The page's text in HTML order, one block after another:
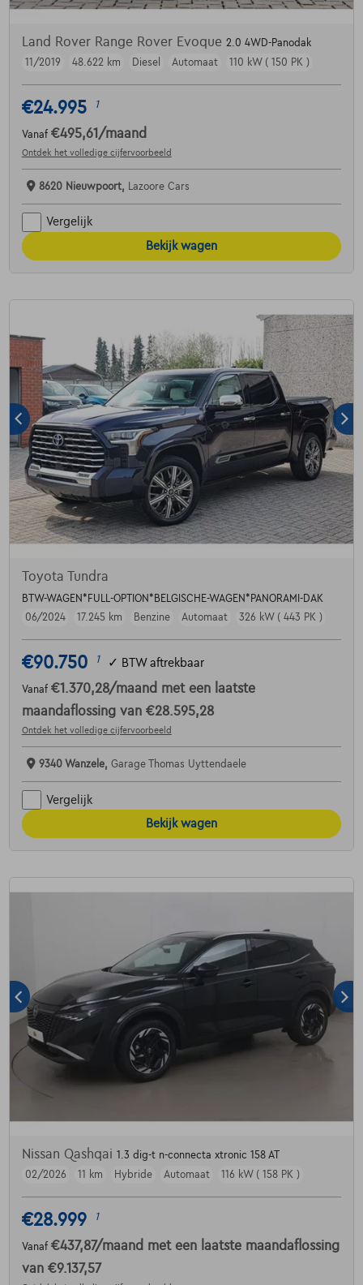
Land Rover Range Rover Evoque 2.0 4WD-Panodak
11/2019
48.622 km Diesel Automaat 110 kW ( 150 PK )
€24.995 1
Vanaf €495,61 /maand
Ontdek het volledige cijfervoorbeeld
8620 Nieuwpoort, Lazoore Cars
Vergelijk
Bekijk wagen
Toyota Tundra
BTW-WAGEN*FULL-OPTION*BELGISCHE-WAGEN*PANORAMI-DAK
06/2024
17.245 km Benzine Automaat 326 kW ( 443 PK )
€90.750 1 ✓ BTW aftrekbaar
Vanaf €1.370,28/maand met een laatste
maandaflossing van €28.595,28
Ontdek het volledige cijfervoorbeeld
9340 Wanzele, Garage Thomas Uyttendaele
Vergelijk
Bekijk wagen
Nissan Qashqai 1.3 dig-t n-connecta xtronic 158 AT
02/2026
11 km Hybride Automaat 116 kW ( 158 PK )
€28.999 1
Vanaf €437,87/maand met een laatste maandaflossing
van €9.137,57